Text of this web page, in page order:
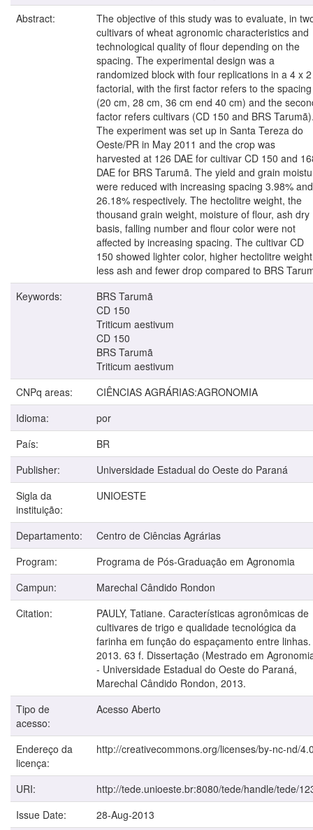
Abstract:
The objective of this study was to evaluate, in
cultivars of wheat agronomic characteristics and
technological quality of flour depending on the
spacing. The experimental design was a
randomized block with four replications in a 4 x 2
factorial, with the first factor refers to the spacing
(20 cm, 28 cm, 36 cm end 40 cm) and the
factor refers cultivars (CD 150 and BRS
The experiment was set up in Santa Tereza do
Oeste/PR in May 2011 and the crop was
harvested at 126 DAE for cultivar CD 150 and
DAE for BRS Tarumã. The yield and grain
were reduced with increasing spacing 3.98% and
26.18% respectively. The hectolitre weight, the
thousand grain weight, moisture of flour, ash dry
basis, falling number and flour color were not
affected by increasing spacing. The cultivar CD
150 showed lighter color, higher hectolitre
less ash and fewer drop compared to BRS
Keywords:
BRS Tarumã
CD 150
Triticum aestivum
CD 150
BRS Tarumã
Triticum aestivum
CNPq areas:
CIÊNCIAS AGRÁRIAS:AGRONOMIA
Idioma:
por
País:
BR
Publisher:
Universidade Estadual do Oeste do Paraná
Sigla da
instituição:
UNIOESTE
Departamento:
Centro de Ciências Agrárias
Program:
Programa de Pós-Graduação em Agronomia
Campun:
Marechal Cândido Rondon
Citation:
PAULY, Tatiane. Características agronômicas de
cultivares de trigo e qualidade tecnológica da
farinha em função do espaçamento entre linhas.
2013. 63 f. Dissertação (Mestrado em
- Universidade Estadual do Oeste do Paraná,
Marechal Cândido Rondon, 2013.
Tipo de
acesso:
Acesso Aberto
Endereço da
licença:
http://creativecommons.org/licenses/by-nc-nd/
URI:
http://tede.unioeste.br:8080/tede/handle/tede/
Issue Date:
28-Aug-2013